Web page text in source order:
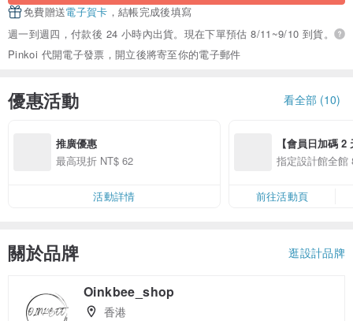
免費贈送電子賀卡 ，結帳完成後填寫
週一到週四，付款後 24 小時內出貨。現在下單預估 8/11~9/10 到貨。
Pinkoi 代開電子發票，開立後將寄至你的電子郵件
優惠活動 看全部 (10)
推廣優惠
最高現折 NT$ 62
活動詳情
【會員日加碼 2
8/10 精選設計
指定設計館全館
前往活動頁
關於品牌 逛設計品牌
Oinkbee_shop
香港